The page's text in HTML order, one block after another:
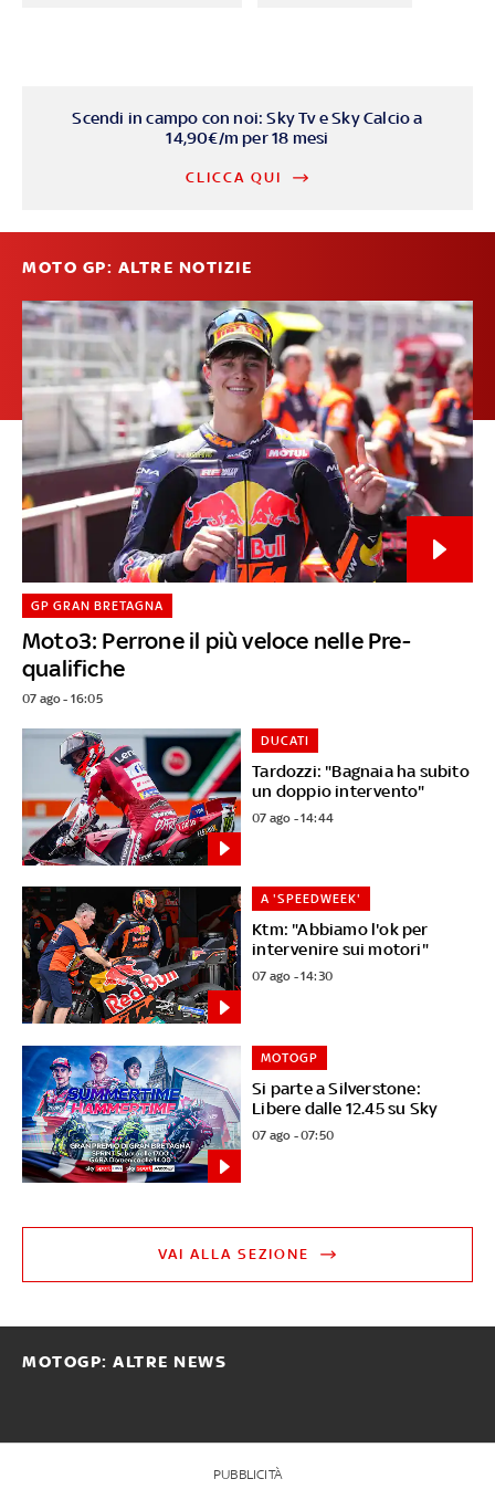
Scendi in campo con noi: Sky Tv e Sky Calcio a
14,90€/m per 18 mesi
CLICCA QUI
MOTO GP: ALTRE NOTIZIE
Moto3: Perrone il più veloce nelle Pre-
qualifiche
GP GRAN BRETAGNA
07 ago - 16:05
Tardozzi: "Bagnaia ha subito
un doppio intervento"
DUCATI
07 ago - 14:44
Ktm: "Abbiamo l'ok per
intervenire sui motori"
A 'SPEEDWEEK'
07 ago - 14:30
Si parte a Silverstone:
Libere dalle 12.45 su Sky
MOTOGP
07 ago - 07:50
VAI ALLA SEZIONE
MOTOGP: ALTRE NEWS
PUBBLICITÀ